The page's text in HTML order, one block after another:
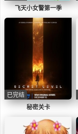
飞天小女警第一季
秘密关卡
已完结